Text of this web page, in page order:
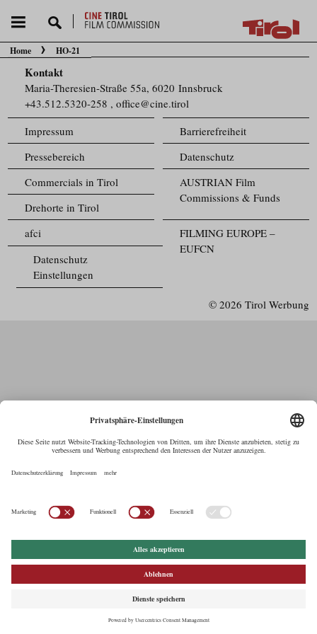
Sie befinden sich hier:
Home HO-21
Kontakt
Maria-Theresien-Straße 55a, 6020 Innsbruck
+43.512.5320-258 ,office@cine.tirol
Impressum
Barrierefreiheit
Pressebereich
Datenschutz
Commercials in Tirol
AUSTRIAN Film
Commissions & Funds
Drehorte in Tirol
FILMING EUROPE –
EUFCN
afci
Datenschutz
Einstellungen
© 2026 Tirol Werbung